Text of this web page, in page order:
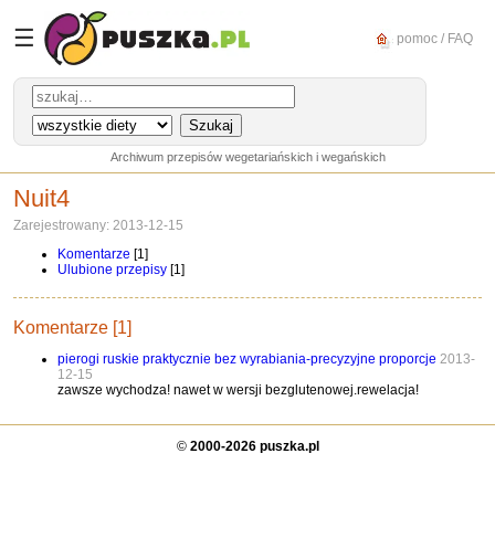
☰ pomoc / FAQ
Archiwum przepisów wegetariańskich i wegańskich
Nuit4
Zarejestrowany: 2013-12-15
Komentarze [1]
Ulubione przepisy [1]
Komentarze [1]
pierogi ruskie praktycznie bez wyrabiania-precyzyjne proporcje 2013-
12-15
zawsze wychodza! nawet w wersji bezglutenowej.rewelacja!
© 2000-2026 puszka.pl